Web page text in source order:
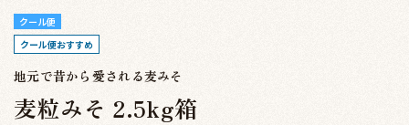
クール便
クール便おすすめ
地元で昔から愛される麦みそ
麦粒みそ 2.5kg箱